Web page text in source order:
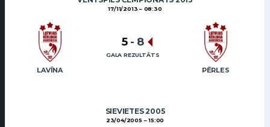
17/11/2013 08:30
LAVĪNA PĒRLES
5 - 8
GALA REZULTĀTS
SIEVIETES 2005
23/04/2005 15:00